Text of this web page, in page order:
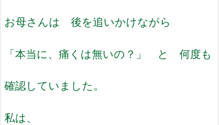
お母さんは 後を追いかけながら
「本当に、痛くは無いの？」 と 何度も
確認していました。
私は、